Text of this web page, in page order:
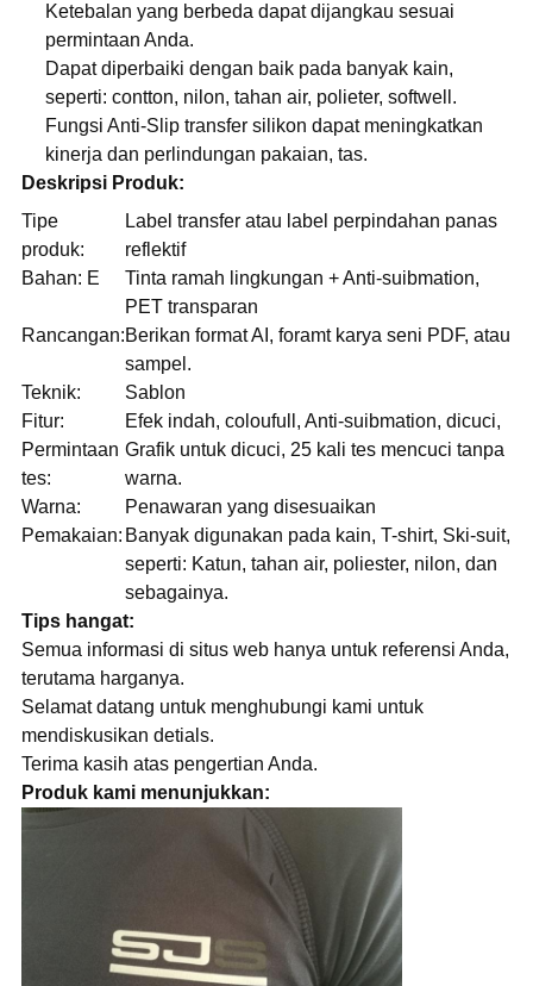
Ketebalan yang berbeda dapat dijangkau sesuai
permintaan Anda.
Dapat diperbaiki dengan baik pada banyak kain,
seperti: contton, nilon, tahan air, polieter, softwell.
Fungsi Anti-Slip transfer silikon dapat meningkatkan
kinerja dan perlindungan pakaian, tas.
Deskripsi Produk:
Tipe
produk:
Label transfer atau label perpindahan panas
reflektif
Bahan: E
Tinta ramah lingkungan + Anti-suibmation,
PET transparan
Rancangan:Berikan format AI, foramt karya seni PDF, atau
sampel.
Teknik:
Sablon
Fitur:
Efek indah, coloufull, Anti-suibmation, dicuci,
Permintaan
tes:
Grafik untuk dicuci, 25 kali tes mencuci tanpa
warna.
Warna:
Penawaran yang disesuaikan
Pemakaian: Banyak digunakan pada kain, T-shirt, Ski-suit,
seperti: Katun, tahan air, poliester, nilon, dan
sebagainya.
Tips hangat:
Semua informasi di situs web hanya untuk referensi Anda,
terutama harganya.
Selamat datang untuk menghubungi kami untuk
mendiskusikan detials.
Terima kasih atas pengertian Anda.
Produk kami menunjukkan: